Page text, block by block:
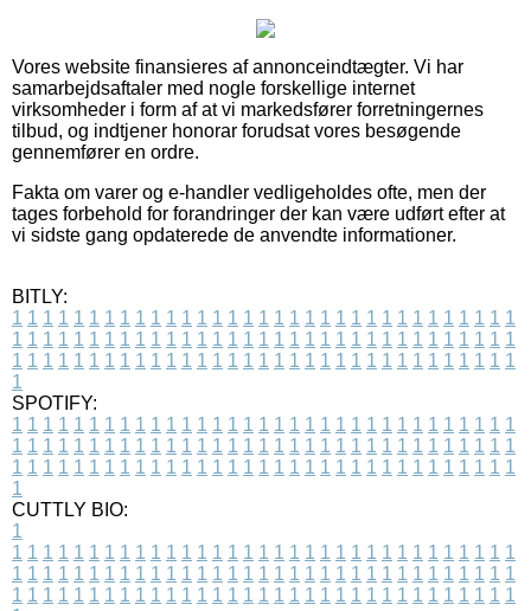
Vores website finansieres af annonceindtægter. Vi har
samarbejdsaftaler med nogle forskellige internet
virksomheder i form af at vi markedsfører forretningernes
tilbud, og indtjener honorar forudsat vores besøgende
gennemfører en ordre.
Fakta om varer og e-handler vedligeholdes ofte, men der
tages forbehold for forandringer der kan være udført efter at
vi sidste gang opdaterede de anvendte informationer.
BITLY:
1 1 1 1 1 1 1 1 1 1 1 1 1 1 1 1 1 1 1 1 1 1 1 1 1 1 1 1 1 1 1 1 1
1 1 1 1 1 1 1 1 1 1 1 1 1 1 1 1 1 1 1 1 1 1 1 1 1 1 1 1 1 1 1 1 1
1 1 1 1 1 1 1 1 1 1 1 1 1 1 1 1 1 1 1 1 1 1 1 1 1 1 1 1 1 1 1 1 1
1
SPOTIFY:
1 1 1 1 1 1 1 1 1 1 1 1 1 1 1 1 1 1 1 1 1 1 1 1 1 1 1 1 1 1 1 1 1
1 1 1 1 1 1 1 1 1 1 1 1 1 1 1 1 1 1 1 1 1 1 1 1 1 1 1 1 1 1 1 1 1
1 1 1 1 1 1 1 1 1 1 1 1 1 1 1 1 1 1 1 1 1 1 1 1 1 1 1 1 1 1 1 1 1
1
CUTTLY BIO:
1
1 1 1 1 1 1 1 1 1 1 1 1 1 1 1 1 1 1 1 1 1 1 1 1 1 1 1 1 1 1 1 1 1
1 1 1 1 1 1 1 1 1 1 1 1 1 1 1 1 1 1 1 1 1 1 1 1 1 1 1 1 1 1 1 1 1
1 1 1 1 1 1 1 1 1 1 1 1 1 1 1 1 1 1 1 1 1 1 1 1 1 1 1 1 1 1 1 1 1